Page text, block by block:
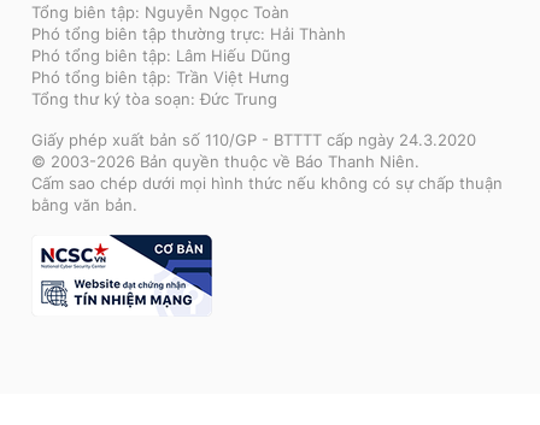
Tổng biên tập: Nguyễn Ngọc Toàn
Phó tổng biên tập thường trực: Hải Thành
Phó tổng biên tập: Lâm Hiếu Dũng
Phó tổng biên tập: Trần Việt Hưng
Tổng thư ký tòa soạn: Đức Trung
Giấy phép xuất bản số 110/GP - BTTTT cấp ngày 24.3.2020
© 2003-2026 Bản quyền thuộc về Báo Thanh Niên.
Cấm sao chép dưới mọi hình thức nếu không có sự chấp thuận
bằng văn bản.